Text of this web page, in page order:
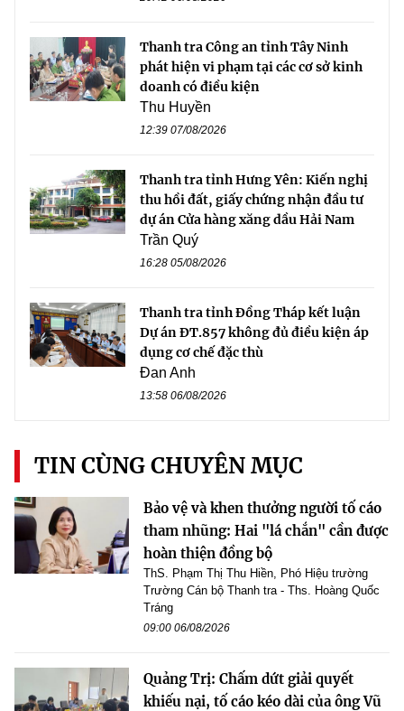
Thanh tra Công an tỉnh Tây Ninh
phát hiện vi phạm tại các cơ sở kinh
doanh có điều kiện
Thu Huyền
12:39 07/08/2026
Thanh tra tỉnh Hưng Yên: Kiến nghị
thu hồi đất, giấy chứng nhận đầu tư
dự án Cửa hàng xăng dầu Hải Nam
Trần Quý
16:28 05/08/2026
Thanh tra tỉnh Đồng Tháp kết luận
Dự án ĐT.857 không đủ điều kiện áp
dụng cơ chế đặc thù
Đan Anh
13:58 06/08/2026
TIN CÙNG CHUYÊN MỤC
Bảo vệ và khen thưởng người tố cáo
tham nhũng: Hai "lá chắn" cần được
hoàn thiện đồng bộ
ThS. Phạm Thị Thu Hiền, Phó Hiệu trường
Trường Cán bộ Thanh tra - Ths. Hoàng Quốc
Tráng
09:00 06/08/2026
Quảng Trị: Chấm dứt giải quyết
khiếu nại, tố cáo kéo dài của ông Vũ